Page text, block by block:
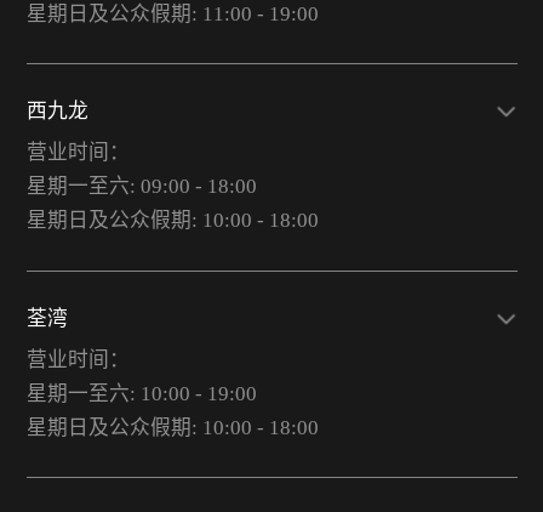
星期日及公众假期: 11:00 - 19:00
西九龙
营业时间：
星期一至六: 09:00 - 18:00
星期日及公众假期: 10:00 - 18:00
荃湾
营业时间：
星期一至六: 10:00 - 19:00
星期日及公众假期: 10:00 - 18:00